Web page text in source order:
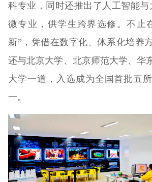
科专业，同时还推出了人工智能与
微专业，供学生跨界选修。不止
新”，凭借在数字化、体系化培养
还与北京大学、北京师范大学、华
大学一道，入选成为全国首批五
一。